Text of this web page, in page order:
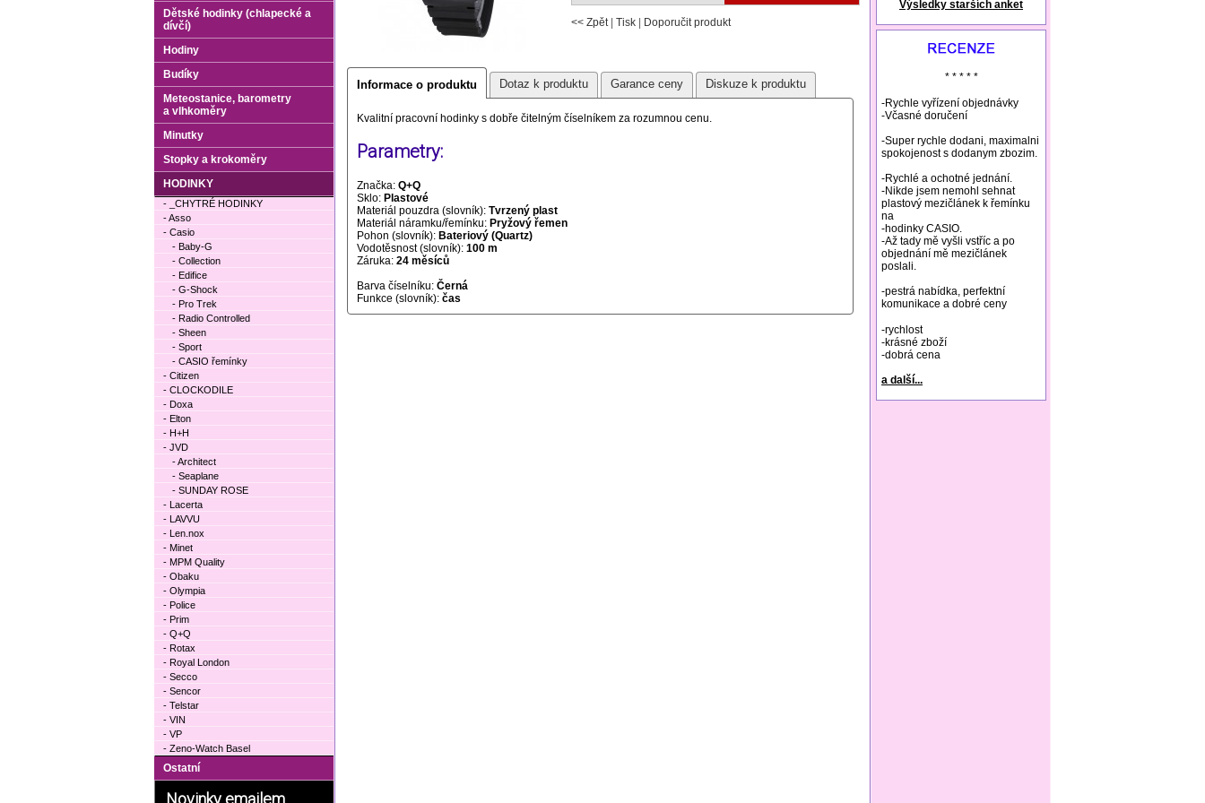
<< Zpět| Tisk Doporučit produkt
Informace o produktu Dotaz k produktu Garance ceny Diskuze k produktu
Kvalitní pracovní hodinky s dobře čitelným číselníkem za rozumnou cenu.
Parametry:
Značka: Q+Q
Sklo: Plastové
Materiál pouzdra (slovník): Tvrzený plast
Materiál náramku/řemínku: Pryžový řemen
Pohon (slovník): Bateriový (Quartz)
Vodotěsnost (slovník): 100 m
Záruka: 24 měsíců
Barva číselníku: Černá
Funkce (slovník): čas
natural remedies rosacea
Výsledky starších anket
* * * * *
-Rychle vyřízení objednávky
-Včasné doručení
-Super rychle dodani, maximalni
spokojenost s dodanym zbozim.
-Rychlé a ochotné jednání.
-Nikde jsem nemohl sehnat
plastový mezičlánek k řemínku
na
-hodinky CASIO.
-Až tady mě vyšli vstříc a po
objednání mě mezičlánek
poslali.
-pestrá nabídka, perfektní
komunikace a dobré ceny
-rychlost
-krásné zboží
-dobrá cena
a další...
Dětské hodinky (chlapecké a
dívčí)
Hodiny
Budíky
Meteostanice, barometry
a vlhkoměry
Minutky
Stopky a krokoměry
HODINKY
- _CHYTRÉ HODINKY
- Asso
- Casio
- Baby-G
- Collection
- Edifice
- G-Shock
- Pro Trek
- Radio Controlled
- Sheen
- Sport
- CASIO řemínky
- Citizen
- CLOCKODILE
- Doxa
- Elton
- H+H
- JVD
- Architect
- Seaplane
- SUNDAY ROSE
- Lacerta
- LAVVU
- Len.nox
- Minet
- MPM Quality
- Obaku
- Olympia
- Police
- Prim
- Q+Q
- Rotax
- Royal London
- Secco
- Sencor
- Telstar
- VIN
- VP
- Zeno-Watch Basel
Ostatní
Novinky emailem